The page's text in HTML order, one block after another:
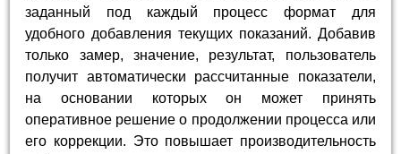
заданный под каждый процесс формат для
удобного добавления текущих показаний. Добавив
только замер, значение, результат, пользователь
получит автоматически рассчитанные показатели,
на основании которых он может принять
оперативное решение о продолжении процесса или
его коррекции. Это повышает производительность